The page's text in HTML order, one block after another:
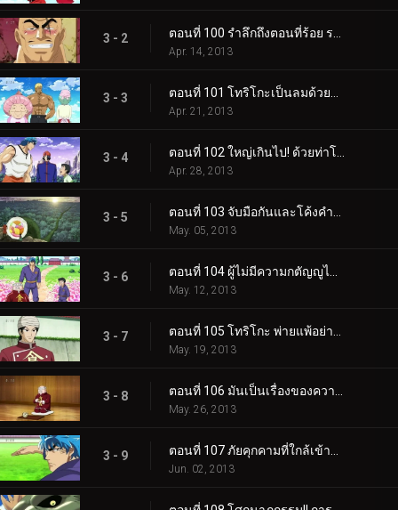
3 - 2
Apr. 14, 2013
3 - 3
Apr. 21, 2013
3 - 4
Apr. 28, 2013
3 - 5
May. 05, 2013
3 - 6
May. 12, 2013
3 - 7
May. 19, 2013
3 - 8
May. 26, 2013
3 - 9
Jun. 02, 2013